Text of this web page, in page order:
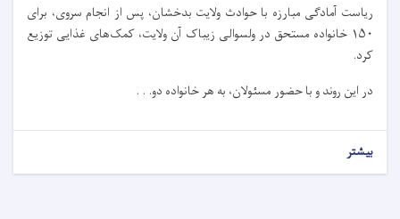
ریاست آمادگی مبارزه با حوادث ولایت بدخشان، پس از انجام سروی، برای
۱۵۰ خانواده مستحق در ولسوالی زیباک آن ولایت، کمک‌های غذایی توزیع
کرد.
در این روند و با حضور مسئولان، به هر خانواده دو. . .
بیشتر